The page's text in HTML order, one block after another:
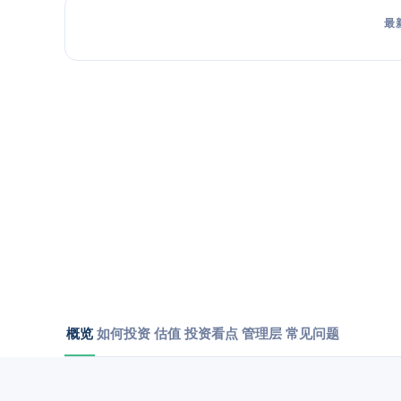
最
概览 如何投资 估值 投资看点 管理层 常见问题